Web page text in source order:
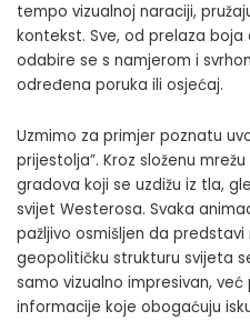
tempo vizualnoj naraciji,
kontekst. Sve, od prelaza
odabire se s namjerom i
određena poruka ili osjećaj.
Uzmimo za primjer poznatu
prijestolja”. Kroz složenu
gradova koji se uzdižu iz tla,
svijet Westerosa. Svaka
pažljivo osmišljen da
geopolitičku strukturu svijeta
samo vizualno impresivan,
informacije koje obogaćuju